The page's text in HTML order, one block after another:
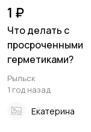
1 ₽
Что делать с
просроченными
герметиками?
Рыльск
1 год назад
Екатерина